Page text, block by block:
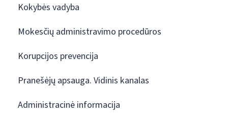
Kokybės vadyba
Mokesčių administravimo procedūros
Korupcijos prevencija
Pranešėjų apsauga. Vidinis kanalas
Administracinė informacija